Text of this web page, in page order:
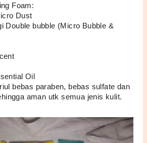
Foam:
Dust
Double bubble (Micro Bubble &
Oil
bebas paraben, bebas sulfate dan
aman utk semua jenis kulit.